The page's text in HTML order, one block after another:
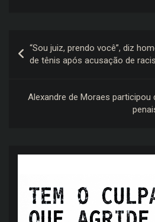
de
“Sou juiz, prendo você”, diz
de tênis após acusação de
Alexandre de Moraes participou